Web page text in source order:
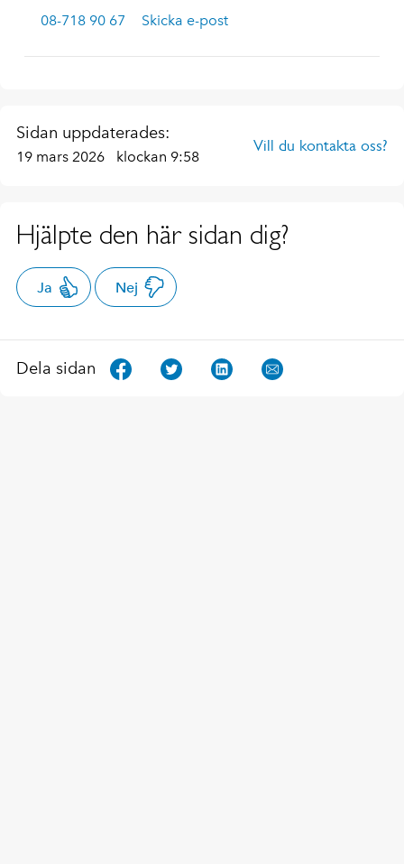
08-718 90 67 Skicka e-post
Sidan uppdaterades:
19 mars 2026 klockan 9:58
Vill du kontakta oss?
Hjälpte den här sidan dig?
Ja Nej
Dela sidan